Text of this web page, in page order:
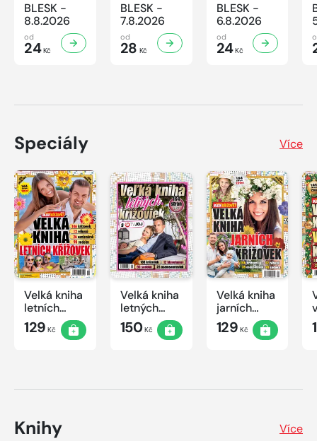
BLESK -
8.8.2026
od
24Kč
BLESK -
7.8.2026
od
28 Kč
BLESK -
6.8.2026
od
24Kč
Speciály Více
Velká kniha
letních
křížovek
2026
129 Kč
Velká kniha
letných
krížoviek s
TV JOJ
150Kč
Velká kniha
jarních
křížovek
2026
129 Kč
Knihy Více